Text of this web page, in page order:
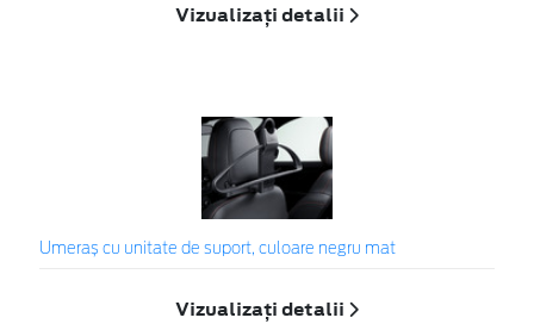
Vizualizați detalii
Umeraș cu unitate de suport, culoare negru mat
Vizualizați detalii